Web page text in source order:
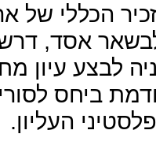
הכללי של
אסד, דרש כבר
לבצע עיון
ביחס
העליון.